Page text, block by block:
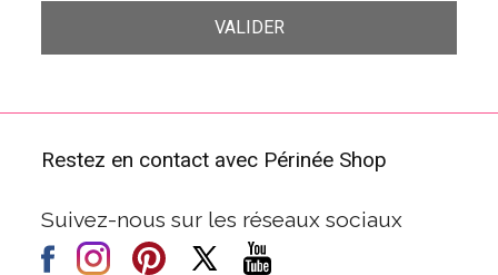
Restez en contact avec Périnée Shop
Suivez-nous sur les réseaux sociaux